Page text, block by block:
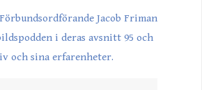
Jacob Friman
i deras avsnitt 95 och
och sina erfarenheter.